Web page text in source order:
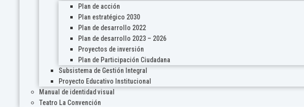
Plan de acción
Plan estratégico 2030
Plan de desarrollo 2022
Plan de desarrollo 2023 – 2026
Proyectos de inversión
Plan de Participación Ciudadana
Subsistema de Gestión Integral
Proyecto Educativo Institucional
Manual de identidad visual
Teatro La Convención